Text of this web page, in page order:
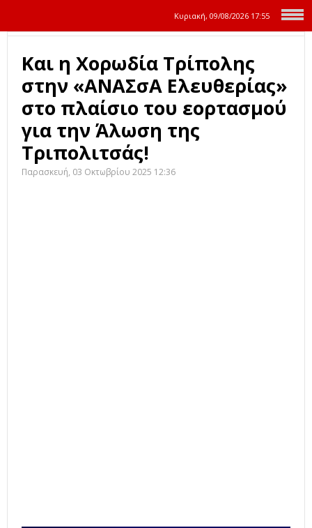
Κυριακή, 09/08/2026 17:55
Και η Χορωδία Τρίπολης
στην «ΑΝΑΣσΑ Ελευθερίας»
στο πλαίσιο του εορτασμού
για την Άλωση της
Τριπολιτσάς!
Παρασκευή, 03 Οκτωβρίου 2025 12:36